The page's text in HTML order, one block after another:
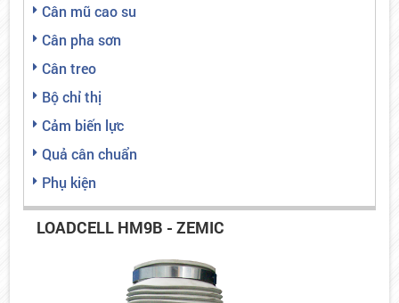
Cân mũ cao su
Cân pha sơn
Cân treo
Bộ chỉ thị
Cảm biến lực
Quả cân chuẩn
Phụ kiện
LOADCELL HM9B - ZEMIC